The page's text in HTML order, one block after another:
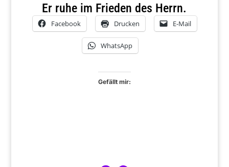
Er ruhe im Frieden des Herrn.
Facebook Drucken E-Mail
WhatsApp
Gefällt mir: